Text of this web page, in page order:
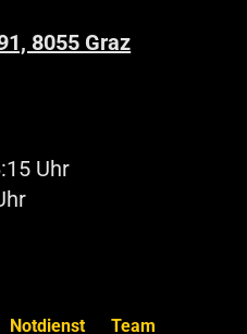
8055 Graz
Uhr
Notdienst
Team